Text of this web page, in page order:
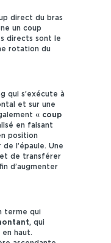
direct du bras
un coup
directs sont le
rotation du
qui s’exécute à
et sur une
« coup
en faisant
position
l’épaule. Une
de transférer
d’augmenter
terme qui
, qui
haut.